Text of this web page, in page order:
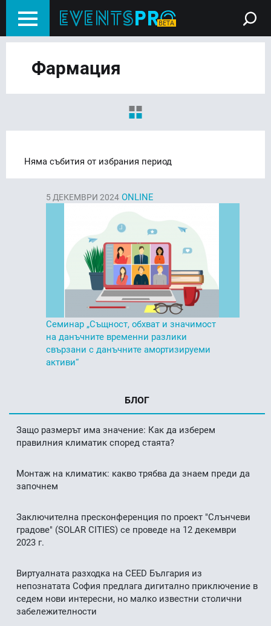
Фармация
Няма събития от избрания период
5 ДЕКЕМВРИ 2024 ONLINE
Семинар „Същност, обхват и значимост
на данъчните временни разлики
свързани с данъчните амортизируеми
активи“
БЛОГ
Защо размерът има значение: Как да изберем
правилния климатик според стаята?
Монтаж на климатик: какво трябва да знаем преди да
започнем
Заключителна пресконференция по проект "Слънчеви
градове" (SOLAR CITIES) се проведе на 12 декември
2023 г.
Виртуалната разходка на CEED България из
непознатата София предлага дигитално приключение в
седем нови интересни, но малко известни столични
забележителности